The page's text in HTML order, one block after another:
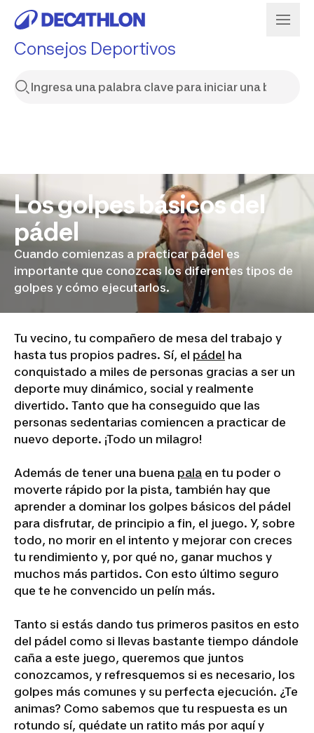
Consejos Deportivos
Los golpes básicos del
pádel
Cuando comienzas a practicar pádel es
importante que conozcas los diferentes tipos de
golpes y cómo ejecutarlos.
Tu vecino, tu compañero de mesa del trabajo y
hasta tus propios padres. Sí, el pádel ha
conquistado a miles de personas gracias a ser un
deporte muy dinámico, social y realmente
divertido. Tanto que ha conseguido que las
personas sedentarias comiencen a practicar de
nuevo deporte. ¡Todo un milagro!
Además de tener una buena pala en tu poder o
moverte rápido por la pista, también hay que
aprender a dominar los golpes básicos del pádel
para disfrutar, de principio a fin, el juego. Y, sobre
todo, no morir en el intento y mejorar con creces
tu rendimiento y, por qué no, ganar muchos y
muchos más partidos. Con esto último seguro
que te he convencido un pelín más.
Tanto si estás dando tus primeros pasitos en esto
del pádel como si llevas bastante tiempo dándole
caña a este juego, queremos que juntos
conozcamos, y refresquemos si es necesario, los
golpes más comunes y su perfecta ejecución. ¿Te
animas? Como sabemos que tu respuesta es un
rotundo sí, quédate un ratito más por aquí y